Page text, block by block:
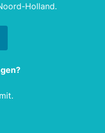
Holland.
mit.